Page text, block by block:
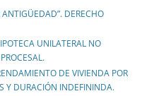
DERECHO
UNILATERAL NO
DE VIVIENDA POR
Y DURACIÓN INDEFININDA.